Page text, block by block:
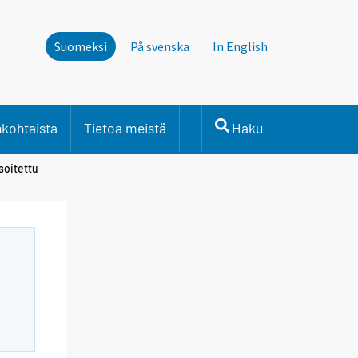
Suomeksi På svenska In English
Tietoa meistä Haku